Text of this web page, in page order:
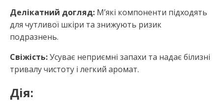
Делікатний догляд: М’які компоненти підходять
для чутливої шкіри та знижують ризик
подразнень.
Свіжість:Усуває неприємні запахи та надає білизні
тривалу чистоту і легкий аромат.
Дія: